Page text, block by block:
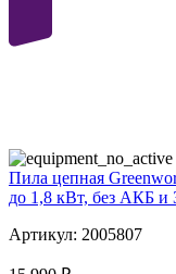
Пила цепная
до 1,8 кВт, без АКБ и
Артикул: 2005807